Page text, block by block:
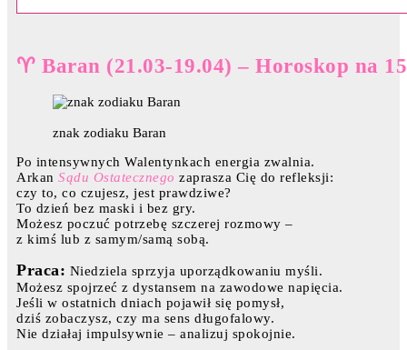
♈ Baran (21.03-19.04) – Horoskop na
znak zodiaku Baran
Po intensywnych Walentynkach energia zwalnia.
Arkan Sądu Ostatecznego zaprasza Cię do refleksji:
czy to, co czujesz, jest prawdziwe?
To dzień bez maski i bez gry.
Możesz poczuć potrzebę szczerej rozmowy –
z kimś lub z samym/samą sobą.
Praca: Niedziela sprzyja uporządkowaniu myśli.
Możesz spojrzeć z dystansem na zawodowe napięcia.
Jeśli w ostatnich dniach pojawił się pomysł,
dziś zobaczysz, czy ma sens długofalowy.
Nie działaj impulsywnie – analizuj spokojnie.